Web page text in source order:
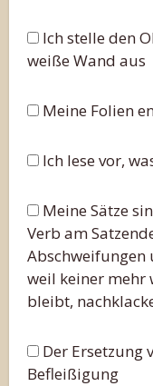
Ich stelle den
weiße Wand aus
Meine Folien
Ich lese vor,
Meine Sätze
Verb am
Abschweifungen
weil keiner mehr
bleibt,
Der Ersetzung
Befleißigung